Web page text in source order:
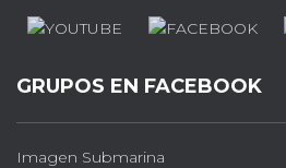
GRUPOS EN FACEBOOK
Imagen Submarina